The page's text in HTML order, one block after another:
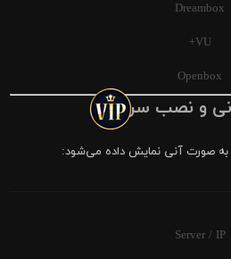
Dreambox
VU+
Openbox
و نصب سریع
صورت آنی نمایش داده می‌شود:
Server / IP